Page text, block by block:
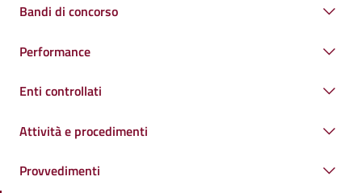
Bandi di concorso
Performance
Enti controllati
Attività e procedimenti
Provvedimenti